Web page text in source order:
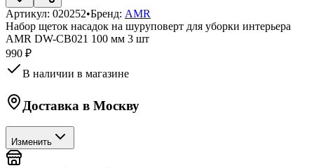
Артикул: 020252•Бренд: AMR
Набор щеток насадок на шуруповерт для уборки интерьера
AMR DW-CB021 100 мм 3 шт
990 ₽
В наличии в магазине
Доставка в Москву
Изменить